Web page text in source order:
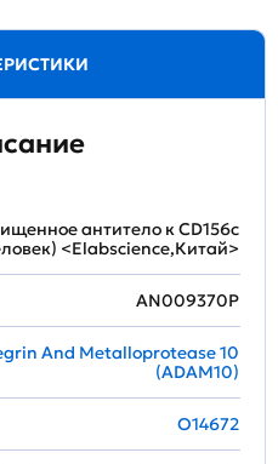
антитело к CD156c
<Elabscience,Китай>
AN009370P
And Metalloprotease 10
(ADAM10)
O14672